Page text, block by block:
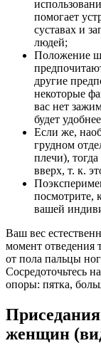
помогает
суставах и
людей;
Положение
другие
некоторые
вас нет
будет
Если же,
грудном
плечи),
вверх, т. к.
посмотрите,
вашей
Ваш вес
момент отведения
от пола пальцы
Сосредоточьтесь
опоры: пятка,
женщин